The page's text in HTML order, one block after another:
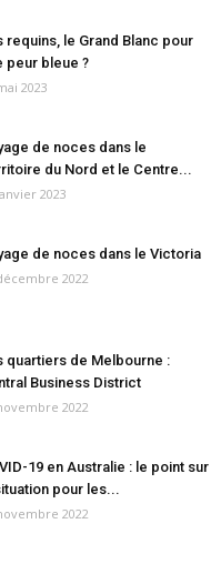
requins, le Grand Blanc pour
peur bleue ?
2023
de noces dans le
du Nord et le Centre...
2023
de noces dans le Victoria
2022
quartiers de Melbourne :
Business District
2022
19 en Australie : le point sur
pour les...
2022